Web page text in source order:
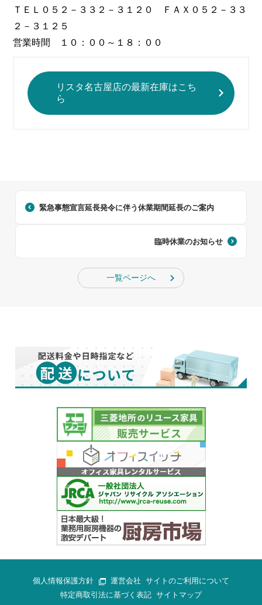
ＴＥＬ０５２－３３２－３１２０ ＦＡＸ０５２－３３
２－３１２５
営業時間 １０：００～１８：００
リスタ名古屋店の最新在庫はこち
ら
緊急事態宣言延長発令に伴う休業期間延長のご案内
臨時休業のお知らせ
一覧ページへ
個人情報保護方針 運営会社 サイトのご利用について
特定商取引法に基づく表記 サイトマップ